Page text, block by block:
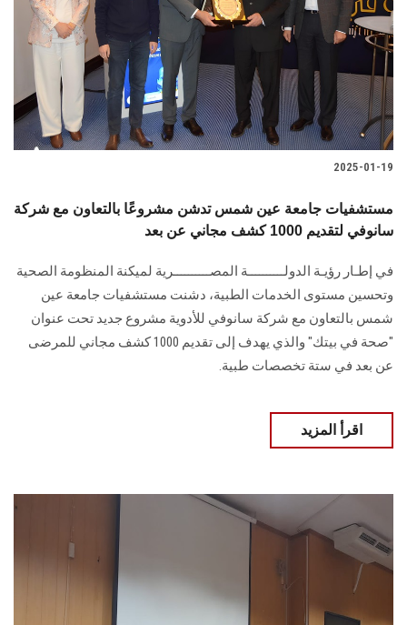
الطلاب
هيئة التدريس
الدراسات العليا
الزائـرون
سجل الان
2025-01-19
مستشفيات جامعة عين شمس تدشن مشروعًا بالتعاون مع شركة
سانوفي لتقديم 1000 كشف مجاني عن بعد
في إطـار رؤيـة الدولــــــــــة المصــــــــــرية لميكنة المنظومة الصحية
وتحسين مستوى الخدمات الطبية، دشنت مستشفيات جامعة عين
شمس بالتعاون مع شركة سانوفي للأدوية مشروع جديد تحت عنوان
"صحة في بيتك" والذي يهدف إلى تقديم 1000 كشف مجاني للمرضى
عن بعد في ستة تخصصات طبية.
اقرأ المزيد